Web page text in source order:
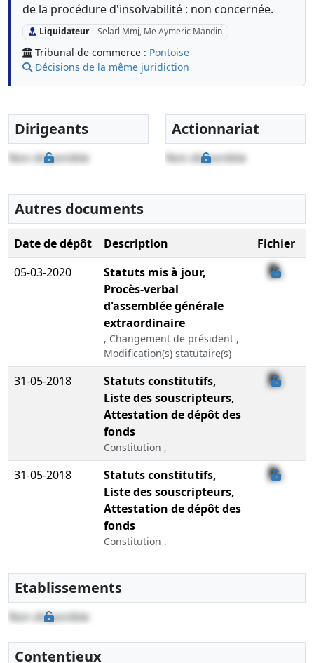
de la procédure d'insolvabilité : non concernée.
Liquidateur - Selarl Mmj, Me Aymeric Mandin
Tribunal de commerce : Pontoise
Décisions de la même juridiction
Dirigeants
Non disponible
Actionnariat
Non disponible
Autres documents
Date de dépôt Description
Fichier
05-03-2020
Statuts mis à jour,
Procès-verbal
d'assemblée générale
extraordinaire
, Changement de président ,
Modification(s) statutaire(s)
31-05-2018
Statuts constitutifs,
Liste des souscripteurs,
Attestation de dépôt des
fonds
Constitution ,
31-05-2018
Statuts constitutifs,
Liste des souscripteurs,
Attestation de dépôt des
fonds
Constitution ,
Etablissements
Non disponible
Contentieux